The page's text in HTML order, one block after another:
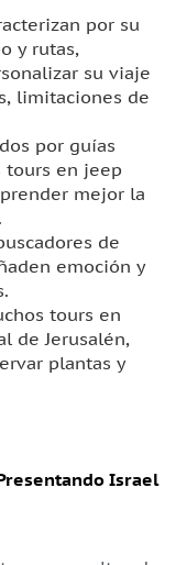
por su
y rutas,
su viaje
limitaciones de
por guías
tours en jeep
mejor la
de
emoción y
tours en
de Jerusalén,
plantas y
Israel